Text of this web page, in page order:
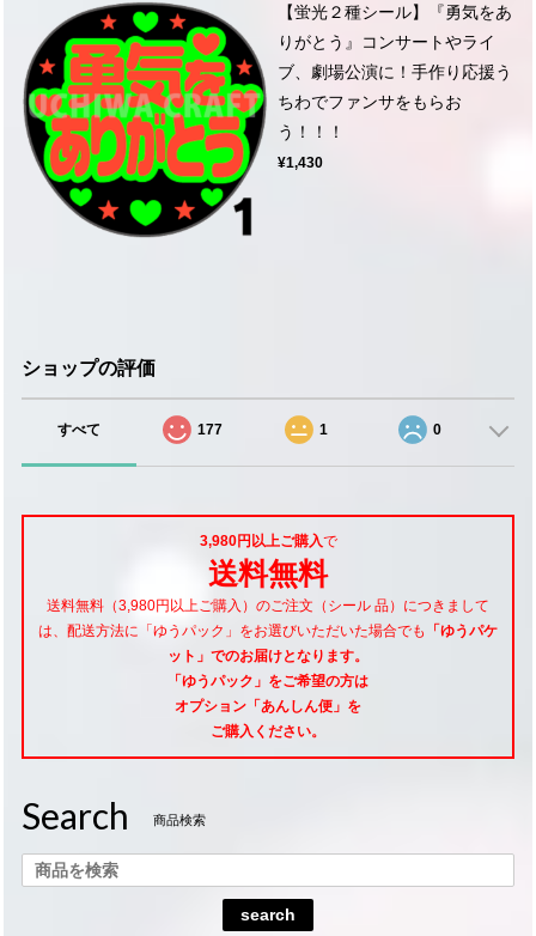
【蛍光２種シール】『勇気をあ
りがとう』コンサートやライ
ブ、劇場公演に！手作り応援う
ちわでファンサをもらお
う！！！
¥1,430
ショップの評価
すべて 177 1 0
3,980円以上ご購入で
送料無料
送料無料（3,980円以上ご購入）のご注文（シール 品）につきまして
は、配送方法に「ゆうパック」をお選びいただいた場合でも
「ゆうパケ
ット」でのお届けとなります。
「ゆうパック」をご希望の方は
オプション「あんしん便」 を
ご購入ください。
Search 商品検索
search